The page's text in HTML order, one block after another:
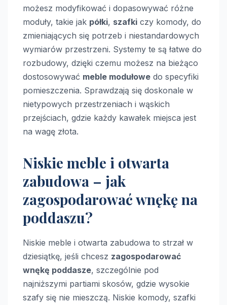
możesz modyfikować i dopasowywać różne
moduły, takie jak półki, szafki czy komody, do
zmieniających się potrzeb i niestandardowych
wymiarów przestrzeni. Systemy te są łatwe do
rozbudowy, dzięki czemu możesz na bieżąco
dostosowywać meble modułowe do specyfiki
pomieszczenia. Sprawdzają się doskonale w
nietypowych przestrzeniach i wąskich
przejściach, gdzie każdy kawałek miejsca jest
na wagę złota.
Niskie meble i otwarta
zabudowa – jak
zagospodarować wnękę na
poddaszu?
Niskie meble i otwarta zabudowa to strzał w
dziesiątkę, jeśli chcesz zagospodarować
wnękę poddasze, szczególnie pod
najniższymi partiami skosów, gdzie wysokie
szafy się nie mieszczą. Niskie komody, szafki